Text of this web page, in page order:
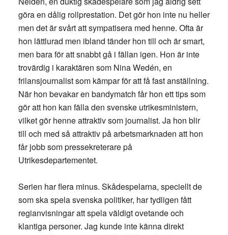
göra en dålig rollprestation. Det gör hon inte nu heller
men det är svårt att sympatisera med henne. Ofta är
hon lättlurad men ibland tänder hon till och är smart,
men bara för att snabbt gå i fällan igen. Hon är inte
trovärdig i karaktären som Nina Wedén, en
frilansjournalist som kämpar för att få fast anställning.
När hon bevakar en bandymatch får hon ett tips som
gör att hon kan fälla den svenske utrikesministern,
vilket gör henne attraktiv som journalist. Ja hon blir
till och med så attraktiv på arbetsmarknaden att hon
får jobb som pressekreterare på
Utrikesdepartementet.
Serien har flera minus. Skådespelarna, speciellt de
som ska spela svenska politiker, har tydligen fått
regianvisningar att spela väldigt ovetande och
klantiga personer. Jag kunde inte känna direkt